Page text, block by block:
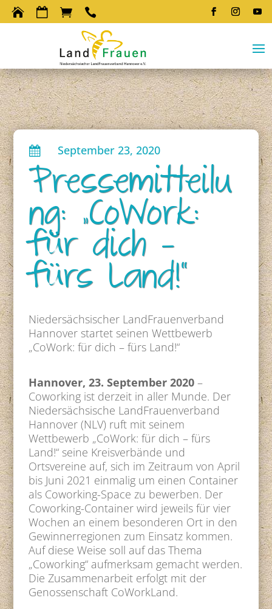
   
 September 23, 2020
Pressemitteilu
ng: „CoWork:
für dich –
fürs Land!“
Niedersächsischer LandFrauenverband
Hannover startet seinen Wettbewerb
„CoWork: für dich – fürs Land!“
Hannover, 23. September 2020 –
Coworking ist derzeit in aller Munde. Der
Niedersächsische LandFrauenverband
Hannover (NLV) ruft mit seinem
Wettbewerb „CoWork: für dich – fürs
Land!“ seine Kreisverbände und
Ortsvereine auf, sich im Zeitraum von April
bis Juni 2021 einmalig um einen Container
als Coworking-Space zu bewerben. Der
Coworking-Container wird jeweils für vier
Wochen an einem besonderen Ort in den
Gewinnerregionen zum Einsatz kommen.
Auf diese Weise soll auf das Thema
„Coworking“ aufmerksam gemacht werden.
Die Zusammenarbeit erfolgt mit der
Genossenschaft CoWorkLand.